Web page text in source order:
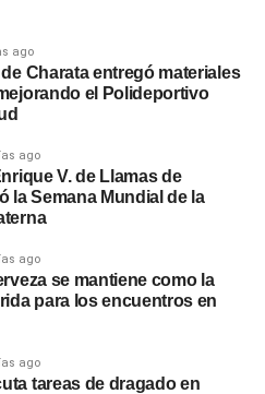
ago
Charata entregó materiales
el Polideportivo
ago
V. de Llamas de
la Semana Mundial de la
ago
se mantiene como la
para los encuentros en
ago
tareas de dragado en